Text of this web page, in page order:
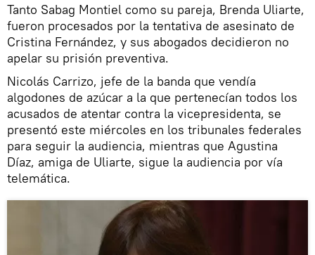
Tanto Sabag Montiel como su pareja, Brenda Uliarte,
fueron procesados por la tentativa de asesinato de
Cristina Fernández, y sus abogados decidieron no
apelar su prisión preventiva.
Nicolás Carrizo, jefe de la banda que vendía
algodones de azúcar a la que pertenecían todos los
acusados de atentar contra la vicepresidenta, se
presentó este miércoles en los tribunales federales
para seguir la audiencia, mientras que Agustina
Díaz, amiga de Uliarte, sigue la audiencia por vía
telemática.